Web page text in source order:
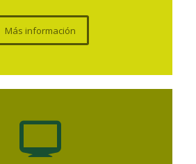
Más información